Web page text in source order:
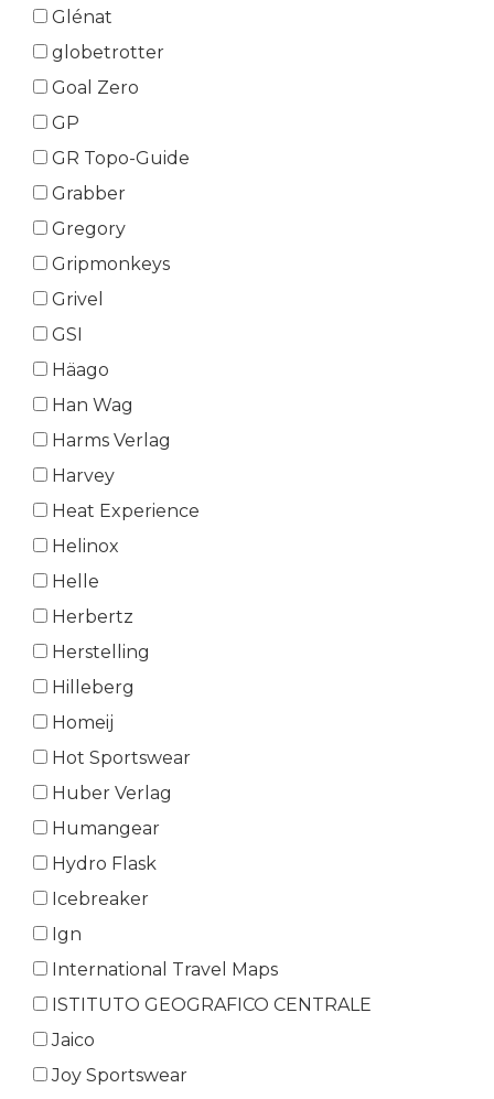
Glénat
globetrotter
Goal Zero
GP
GR Topo-Guide
Grabber
Gregory
Gripmonkeys
Grivel
GSI
Häago
Han Wag
Harms Verlag
Harvey
Heat Experience
Helinox
Helle
Herbertz
Herstelling
Hilleberg
Homeij
Hot Sportswear
Huber Verlag
Humangear
Hydro Flask
Icebreaker
Ign
International Travel Maps
ISTITUTO GEOGRAFICO CENTRALE
Jaico
Joy Sportswear